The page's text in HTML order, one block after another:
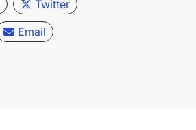
Twitter
Email